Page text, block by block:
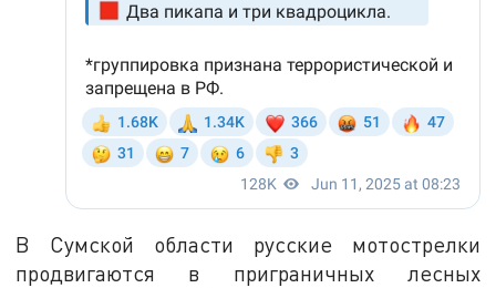
В Сумской области русские мотострелки
продвигаются в приграничных лесных